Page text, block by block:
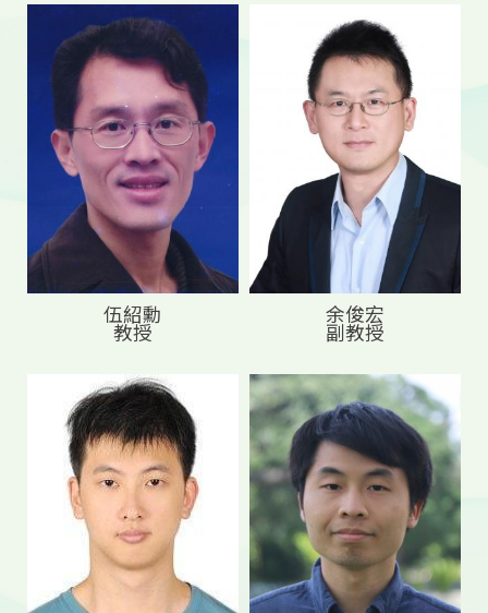
伍紹勳
教授
余俊宏
副教授